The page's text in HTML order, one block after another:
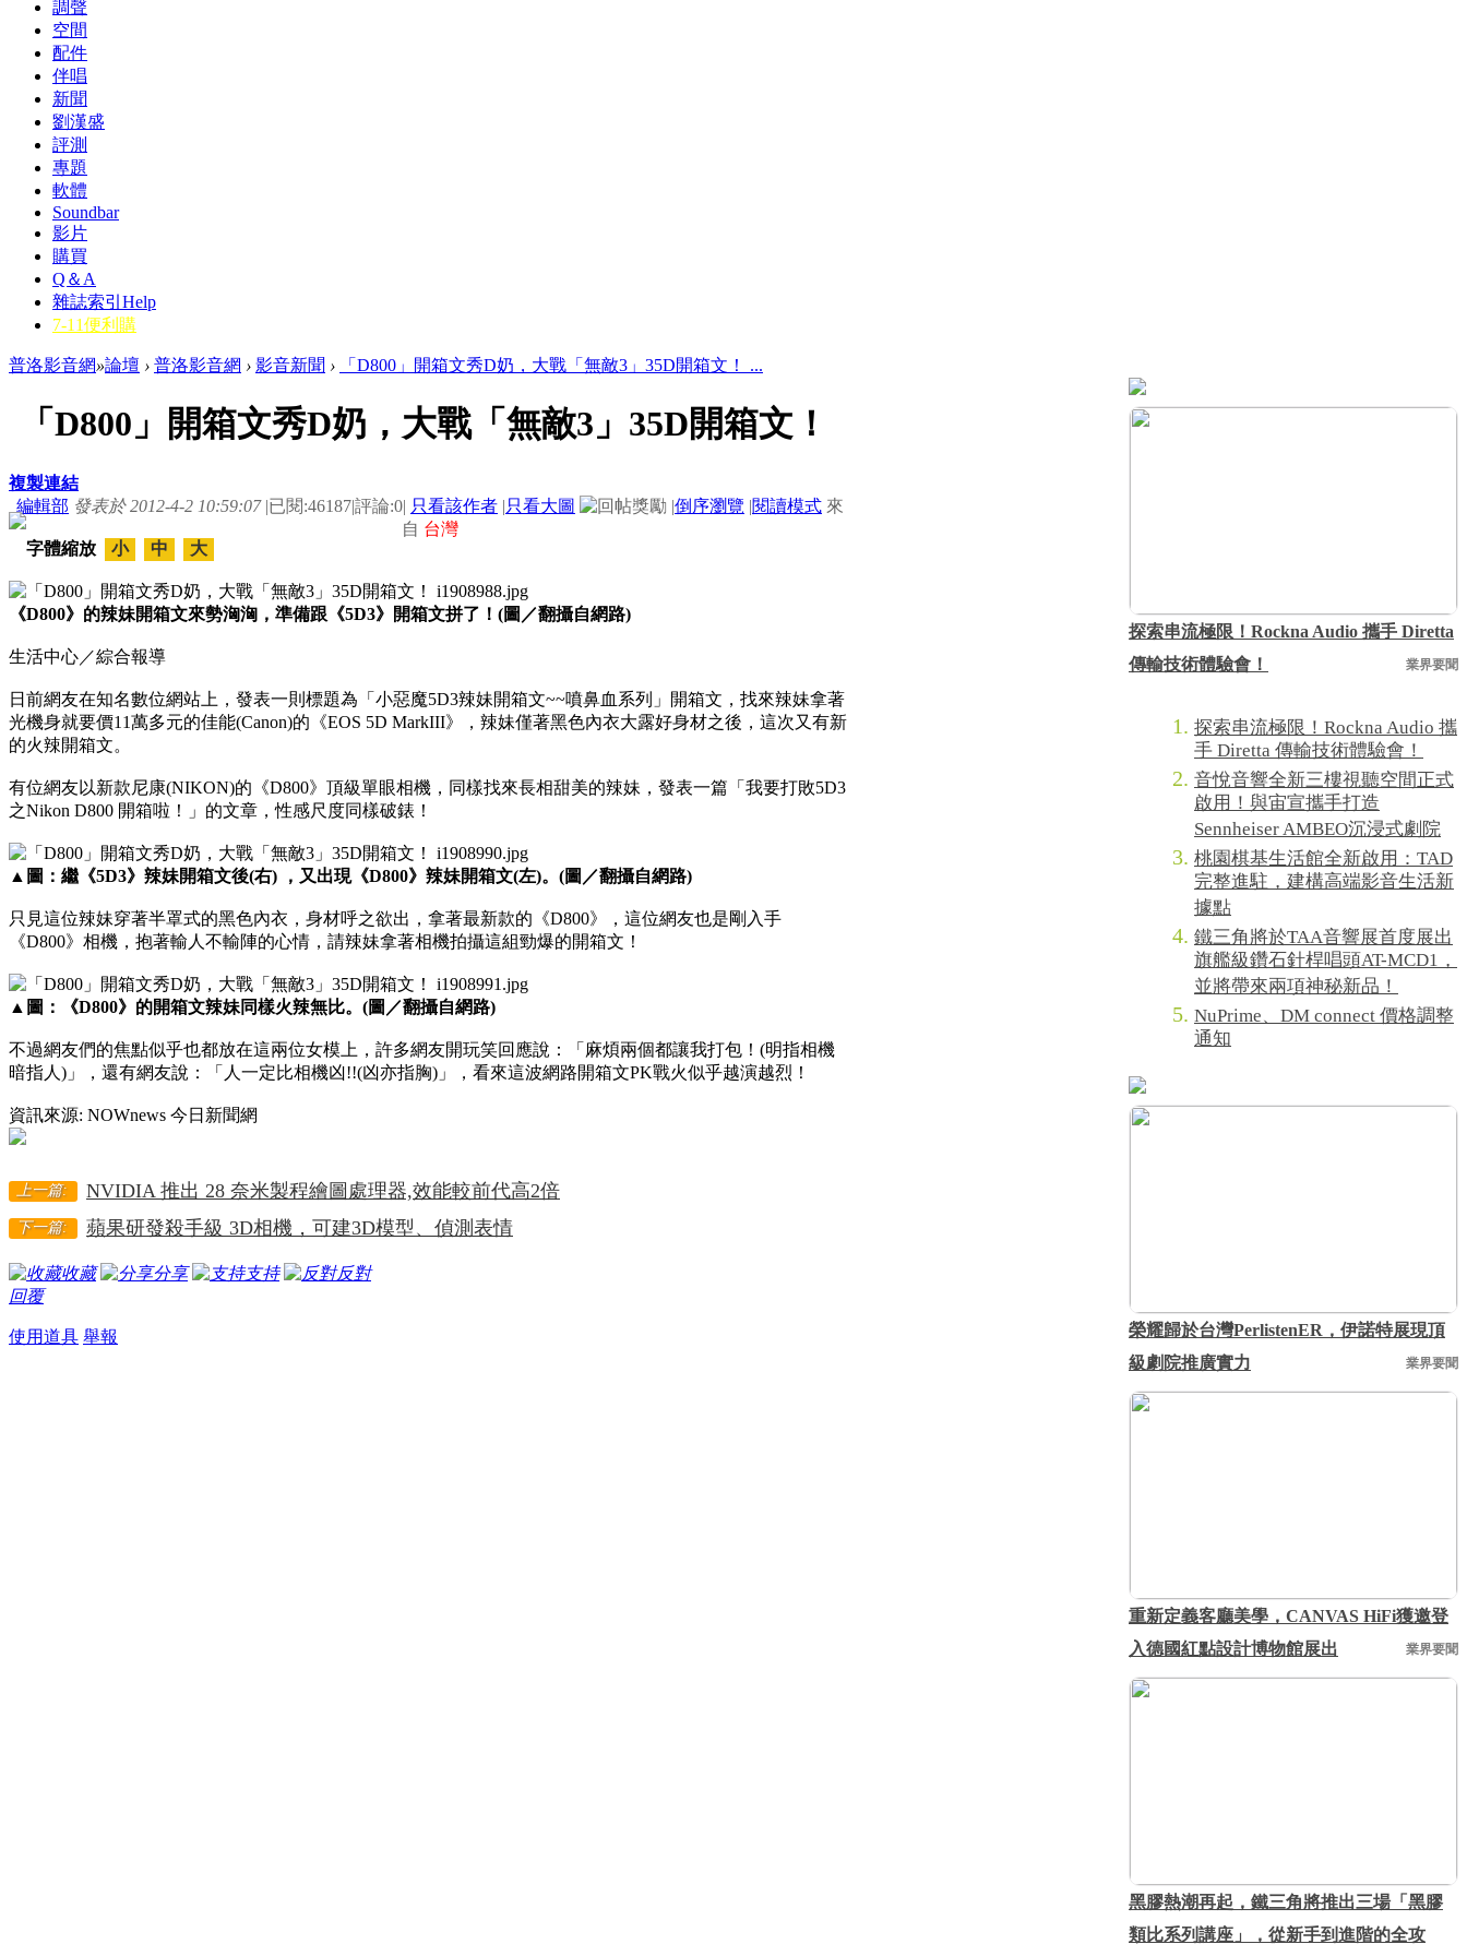
調聲
空間
配件
伴唱
新聞
劉漢盛
評測
專題
軟體
Soundbar
影片
購買
Q＆A
雜誌索引 Help
7-11便利購
普洛影音網»論壇 › 普洛影音網 › 影音新聞 › 「D800」開箱文秀D奶，大戰「無敵3」35D開箱文！ ...
「D800」開箱文秀D奶，大戰「無敵3」35D開箱文！
複製連結
編輯部 發表於 2012-4-2 10:59:07 |已閱:46187|評論:0| 只看該作者 |只看大圖 |倒序瀏覽 |閱讀模式 來
自 台灣
字體縮放
小 中 大
《D800》的辣妹開箱文來勢洶洶，準備跟《5D3》開箱文拼了！(圖／翻攝自網路)
生活中心／綜合報導
日前網友在知名數位網站上，發表一則標題為「小惡魔5D3辣妹開箱文~~噴鼻血系列」開箱文，找來辣妹拿著
光機身就要價11萬多元的佳能(Canon)的《EOS 5D MarkIII》，辣妹僅著黑色內衣大露好身材之後，這次又有新
的火辣開箱文。
有位網友以新款尼康(NIKON)的《D800》頂級單眼相機，同樣找來長相甜美的辣妹，發表一篇「我要打敗5D3
之Nikon D800 開箱啦！」的文章，性感尺度同樣破錶！
▲圖：繼《5D3》辣妹開箱文後(右) ，又出現《D800》辣妹開箱文(左)。(圖／翻攝自網路)
只見這位辣妹穿著半罩式的黑色內衣，身材呼之欲出，拿著最新款的《D800》，這位網友也是剛入手
《D800》相機，抱著輸人不輸陣的心情，請辣妹拿著相機拍攝這組勁爆的開箱文！
▲圖：《D800》的開箱文辣妹同樣火辣無比。(圖／翻攝自網路)
不過網友們的焦點似乎也都放在這兩位女模上，許多網友開玩笑回應說：「麻煩兩個都讓我打包！(明指相機
暗指人)」，還有網友說：「人一定比相機凶!!(凶亦指胸)」，看來這波網路開箱文PK戰火似乎越演越烈！
資訊來源: NOWnews 今日新聞網
上一篇: NVIDIA 推出 28 奈米製程繪圖處理器,效能較前代高2倍
下一篇: 蘋果研發殺手級 3D相機，可建3D模型、偵測表情
收藏 分享 支持
反對
回覆
使用道具 舉報
探索串流極限！Rockna Audio 攜手 Diretta
傳輸技術體驗會！
業界要聞
探索串流極限！Rockna Audio 攜
手 Diretta 傳輸技術體驗會！
音悅音響全新三樓視聽空間正式
啟用！與宙宣攜手打造
Sennheiser AMBEO沉浸式劇院
桃園棋基生活館全新啟用：TAD
完整進駐，建構高端影音生活新
據點
鐵三角將於TAA音響展首度展出
旗艦級鑽石針桿唱頭AT-MCD1，
並將帶來兩項神秘新品！
NuPrime、DM connect 價格調整
通知
榮耀歸於台灣PerlistenER，伊諾特展現頂
級劇院推廣實力
業界要聞
重新定義客廳美學，CANVAS HiFi獲邀登
入德國紅點設計博物館展出
業界要聞
黑膠熱潮再起，鐵三角將推出三場「黑膠
類比系列講座」，從新手到進階的全攻